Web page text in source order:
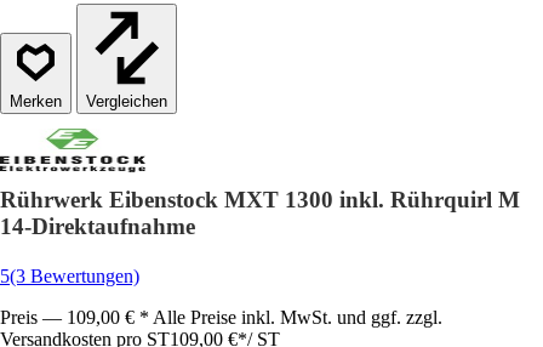
Vergleichen
Rührwerk Eibenstock MXT 1300 inkl. Rührquirl M
14-Direktaufnahme
5(3 Bewertungen)
Preis — 109,00 € * Alle Preise inkl. MwSt. und ggf. zzgl.
Versandkosten pro ST109,00 €*/ ST